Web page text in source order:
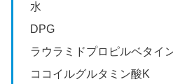
水
DPG
ラウラミドプロピルベタイ
ココイルグルタミン酸K